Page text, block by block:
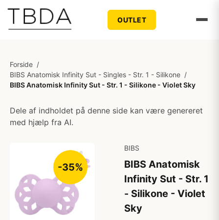
OUTLET
Forside /
BIBS Anatomisk Infinity Sut - Singles - Str. 1 - Silikone /
BIBS Anatomisk Infinity Sut - Str. 1 - Silikone - Violet Sky
Dele af indholdet på denne side kan være genereret
med hjælp fra AI.
-35%
BIBS
BIBS Anatomisk
Infinity Sut - Str. 1
- Silikone - Violet
Sky